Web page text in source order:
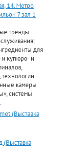
14. Метро
7 зал 1
тренды
для
и купюро- и
камеры
системы
(Выставка
(Выставка